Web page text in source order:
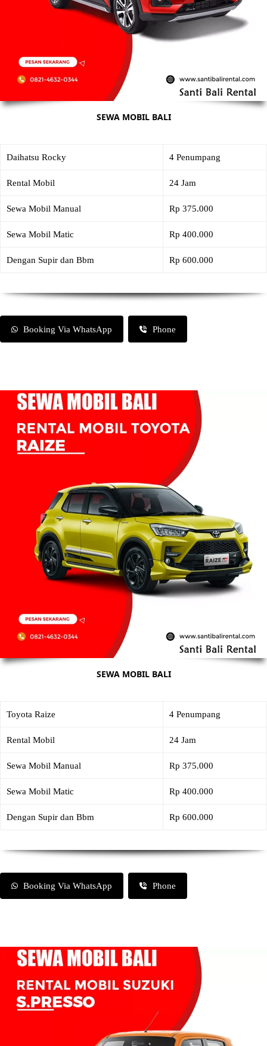
SEWA MOBIL BALI
Daihatsu Rocky 4 Penumpang
Rental Mobil 24 Jam
Sewa Mobil Manual Rp 375.000
Sewa Mobil Matic Rp 400.000
Dengan Supir dan Bbm Rp 600.000
Booking Via WhatsApp Phone
SEWA MOBIL BALI
Toyota Raize 4 Penumpang
Rental Mobil 24 Jam
Sewa Mobil Manual Rp 375.000
Sewa Mobil Matic Rp 400.000
Dengan Supir dan Bbm Rp 600.000
Booking Via WhatsApp Phone